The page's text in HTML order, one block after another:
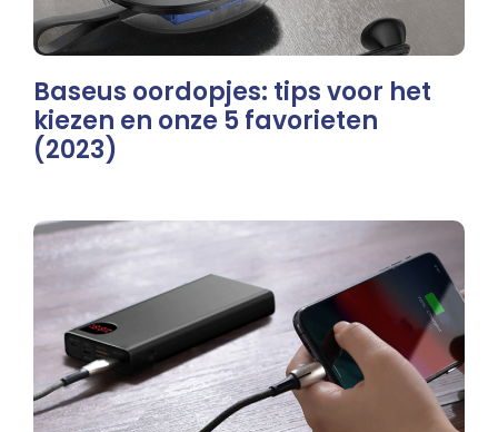
Baseus oordopjes: tips voor het
kiezen en onze 5 favorieten
(2023)